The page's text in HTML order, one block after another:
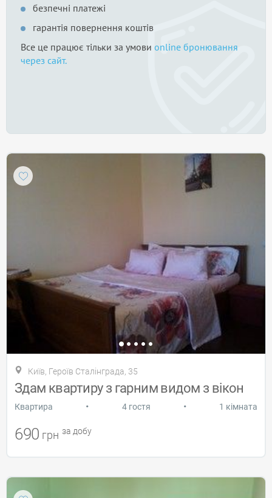
безпечні платежі
гарантія повернення коштів
Все це працює тільки за умови online бронювання
через сайт.
Київ, Героїв Сталінграда, 35
Здам квартиру з гарним видом з вікон
Квартира • 4 гостя • 1 кімната
690 грн за добу